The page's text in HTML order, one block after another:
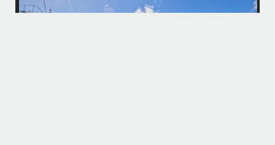
・
何ヶ月も前からやり取りさせて頂き温めていたご予約でしたので、お天